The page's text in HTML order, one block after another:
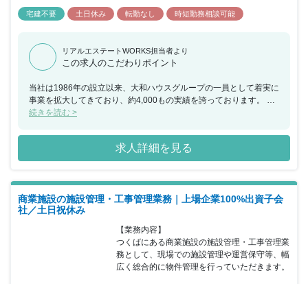
宅建不要 土日休み 転勤なし 時短勤務相談可能
リアルエステートWORKS担当者より
この求人のこだわりポイント
当社は1986年の設立以来、大和ハウスグループの一員として着実に
事業を拡大してきており、約4,000もの実績を誇っております。 大
和ハウス工業100％出資子会社である同社は、商業施設デベロッパ
な形態の商業施設をプロデュース出来るのも魅力の一つです。ま
た、地域の人にとっての「衣食住」の重要な拠点を施工・管理でき
るため、お客様が足を運んでいただけることはやりがいとなりま
おり、安心した就業環境に身を置くことができ、年間休日も120日
以上で土日祝日休みのため、ワークライフバランスも整っておりま
す。 また、当社は働きやすい以下の環境を実現しております。 ■勤
務地選択制度として、家庭の事業がある場合に転勤のない地域限定
社員への転換が可能（給与額、対象となる福利厚生制度は異なる）
■朝7時前の出勤、21時以降の残業の原則禁止 ■勤務間インターバル
制度として、勤務終了から9時間は勤務間インターバルを設け、生
活時間や睡眠時間を確保
続きを読む >
求人詳細を見る
商業施設の施設管理・工事管理業務｜上場企業100%出資子会
社／土日祝休み
【業務内容】
つくばにある商業施設の施設管理・工事管理業
務として、現場での施設管理や運営保守等、幅
広く総合的に物件管理を行っていただきます。